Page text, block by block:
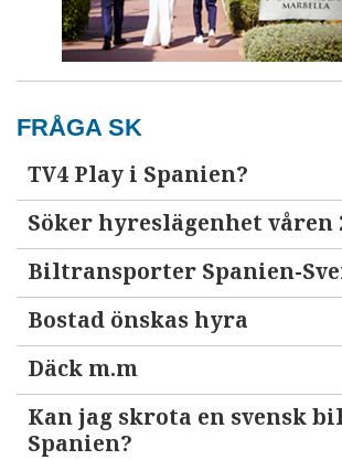
FRÅGA SK
TV4 Play i Spanien?
Söker hyreslägenhet våren
Biltransporter Spanien-
Bostad önskas hyra
Däck m.m
Kan jag skrota en svensk
Spanien?